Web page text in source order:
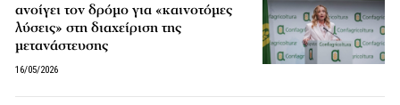
ανοίγει τον δρόμο για «καινοτόμες
λύσεις» στη διαχείριση της
μετανάστευσης
16/05/2026